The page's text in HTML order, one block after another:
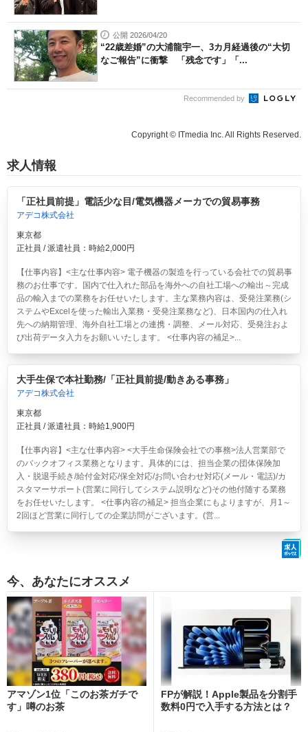
公開 2026/04/20
“22歳差婚”の大浦龍宇一、3カ月経過後の“大切
なご報告”に衝撃 「残念です」「...
Recommended by
Copyright © ITmedia Inc. All Rights Reserved.
求人情報
「正社員前提」電話少な目/電気機器メーカでの貿易事務
アデコ株式会社
東京都
正社員 / 派遣社員：時給2,000円
【仕事内容】<主な仕事内容> 電子機器の製造を行っている会社での貿易事
務のお仕事です。国内で仕入れた部品を海外への自社工場への輸出～完成
品の輸入までの業務をお任せいたします。主な業務内容は、受発注業務(シ
ステムやExcelを使った輸出入業務・受発注業務など)、日本国内の仕入れ
先への納期管理、海外自社工場との連携・調整、メール対応、受発注およ
び出荷データ入力をお願いいたします。 <仕事内容の補足>...
大手生保で本社勤務/「正社員前提/動きある事務」
アデコ株式会社
東京都
正社員 / 派遣社員：時給1,900円
【仕事内容】<主な仕事内容> <大手生命保険会社での事務>法人営業部で
のバックオフィス業務となります。具体的には、担当企業の団体保険加
入・脱退手続き/給付金対応/保全対応/お問い合わせ対応(メール・電話)/カ
スタマーサポート(営業に同行してシステム説明など)その他付随する業務
をお任せいたします。 <仕事内容の補足> 担当企業にもよりますが、月1～
2回ほど営業に同行しての企業訪問がございます。(営...
今、あなたにオススメ
アマゾン1位「このお茶ガチで
す」噂のお茶
FPが解説！Apple製品を分割手
数料0円で入手する方法とは？